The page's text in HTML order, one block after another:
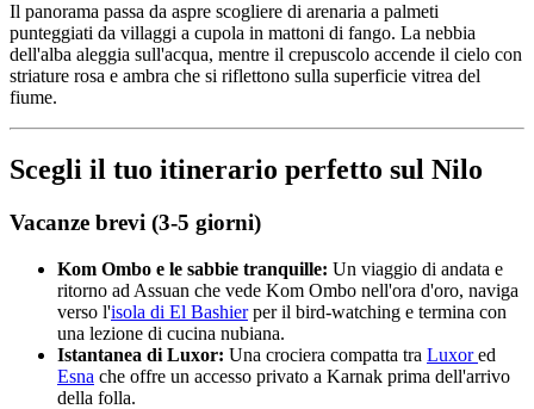
Il panorama passa da aspre scogliere di arenaria a palmeti
punteggiati da villaggi a cupola in mattoni di fango. La nebbia
dell'alba aleggia sull'acqua, mentre il crepuscolo accende il cielo con
striature rosa e ambra che si riflettono sulla superficie vitrea del
fiume.
Scegli il tuo itinerario perfetto sul Nilo
Vacanze brevi (3-5 giorni)
Kom Ombo e le sabbie tranquille: Un viaggio di andata e
ritorno ad Assuan che vede Kom Ombo nell'ora d'oro, naviga
verso l'isola di El Bashierper il bird-watching e termina con
una lezione di cucina nubiana.
Istantanea di Luxor: Una crociera compatta tra Luxored
Esna che offre un accesso privato a Karnak prima dell'arrivo
della folla.